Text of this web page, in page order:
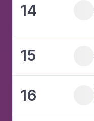
14
15
16